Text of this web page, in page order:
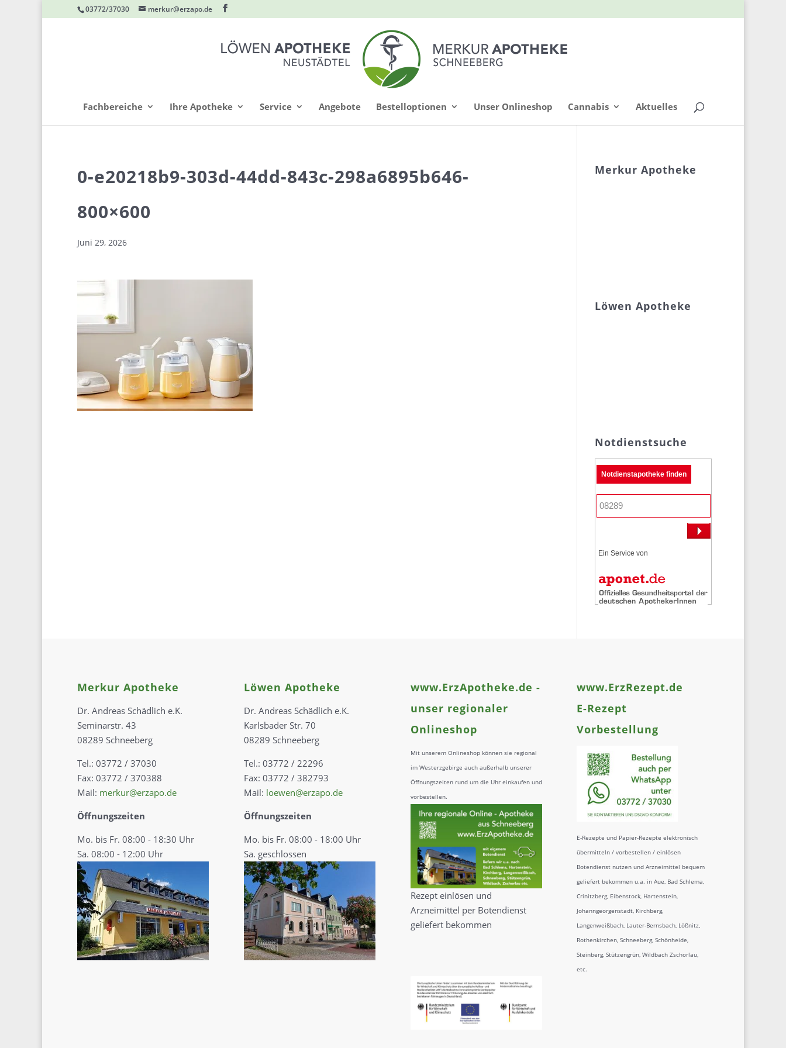
03772/37030 merkur@erzapo.de
Fachbereiche Ihre Apotheke Service Angebote Bestelloptionen Unser Onlineshop Cannabis Aktuelles
0-e20218b9-303d-44dd-843c-298a6895b646-
800×600
Juni 29, 2026
Merkur Apotheke
Löwen Apotheke
Notdienstsuche
Notdienstapotheke finden
Ein Service von
Merkur Apotheke
Dr. Andreas Schädlich e.K.
Seminarstr. 43
08289 Schneeberg
Tel.: 03772 / 37030
Fax: 03772 / 370388
Mail: merkur@erzapo.de
Öffnungszeiten
Mo. bis Fr. 08:00 - 18:30 Uhr
Sa. 08:00 - 12:00 Uhr
Löwen Apotheke
Dr. Andreas Schädlich e.K.
Karlsbader Str. 70
08289 Schneeberg
Tel.: 03772 / 22296
Fax: 03772 / 382793
Mail: loewen@erzapo.de
Öffnungszeiten
Mo. bis Fr. 08:00 - 18:00 Uhr
Sa. geschlossen
www.ErzApotheke.de -
unser regionaler
Onlineshop
Mit unserem Onlineshop können sie regional
im Westerzgebirge auch außerhalb unserer
Öffnungszeiten rund um die Uhr einkaufen und
vorbestellen.
Rezept einlösen und
Arzneimittel per Botendienst
geliefert bekommen
www.ErzRezept.de
E-Rezept
Vorbestellung
E-Rezepte und Papier-Rezepte elektronisch
übermitteln / vorbestellen / einlösen
Botendienst nutzen und Arzneimittel bequem
geliefert bekommen u.a. in Aue, Bad Schlema,
Crinitzberg, Eibenstock, Hartenstein,
Johanngeorgenstadt, Kirchberg,
Langenweißbach, Lauter-Bernsbach, Lößnitz,
Rothenkirchen, Schneeberg, Schönheide,
Steinberg, Stützengrün, Wildbach Zschorlau,
etc.